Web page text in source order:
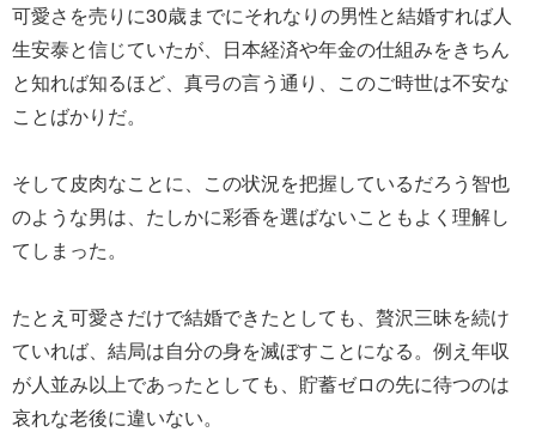
可愛さを売りに30歳までにそれなりの男性と結婚すれば人
生安泰と信じていたが、日本経済や年金の仕組みをきちん
と知れば知るほど、真弓の言う通り、このご時世は不安な
ことばかりだ。
そして皮肉なことに、この状況を把握しているだろう智也
のような男は、たしかに彩香を選ばないこともよく理解し
てしまった。
たとえ可愛さだけで結婚できたとしても、贅沢三昧を続け
ていれば、結局は自分の身を滅ぼすことになる。例え年収
が人並み以上であったとしても、貯蓄ゼロの先に待つのは
哀れな老後に違いない。